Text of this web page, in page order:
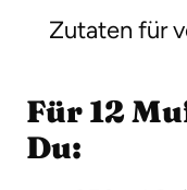
Zutaten für
Für 12
Du: